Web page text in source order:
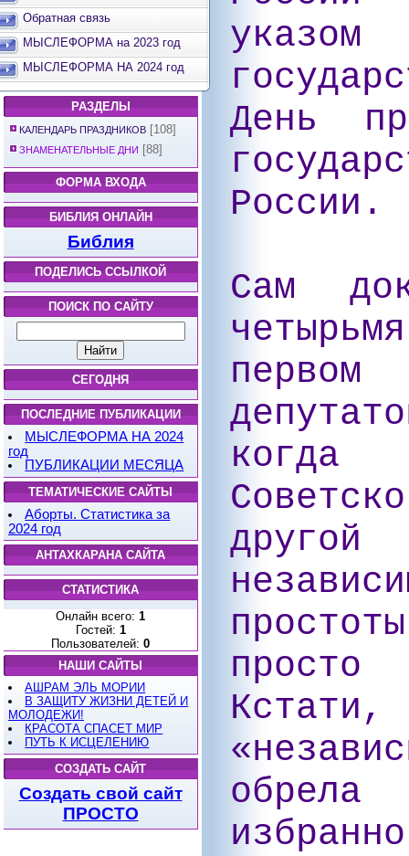
Обратная связь
МЫСЛЕФОРМА на 2023 год
МЫСЛЕФОРМА НА 2024 год
РАЗДЕЛЫ
КАЛЕНДАРЬ ПРАЗДНИКОВ [108]
ЗНАМЕНАТЕЛЬНЫЕ ДНИ [88]
ФОРМА ВХОДА
БИБЛИЯ ОНЛАЙН
Библия
ПОДЕЛИСЬ ССЫЛКОЙ
ПОИСК ПО САЙТУ
СЕГОДНЯ
ПОСЛЕДНИЕ ПУБЛИКАЦИИ
МЫСЛЕФОРМА НА 2024
год
ПУБЛИКАЦИИ МЕСЯЦА
ТЕМАТИЧЕСКИЕ САЙТЫ
Аборты. Статистика за
2024 год
АНТАХКАРАНА САЙТА
СТАТИСТИКА
Онлайн всего: 1
Гостей: 1
Пользователей: 0
НАШИ САЙТЫ
АШРАМ ЭЛЬ МОРИИ
В ЗАЩИТУ ЖИЗНИ ДЕТЕЙ И
МОЛОДЕЖИ!
КРАСОТА СПАСЕТ МИР
ПУТЬ К ИСЦЕЛЕНИЮ
СОЗДАТЬ САЙТ
Создать свой сайт
ПРОСТО
День
России.
Сам
когда
просто
Кстати,
обрела